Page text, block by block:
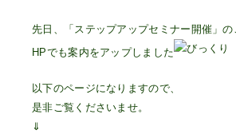
先日、「ステップアップセミナー開催」
HPでも案内をアップしました
以下のページになりますので、
是非ご覧くださいませ。
⇓